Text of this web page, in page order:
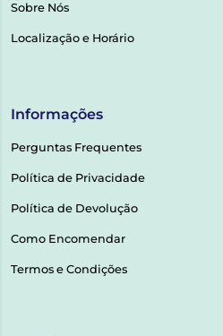
Sobre Nós
Localização e Horário
Informações
Perguntas Frequentes
Política de Privacidade
Política de Devolução
Como Encomendar
Termos e Condições